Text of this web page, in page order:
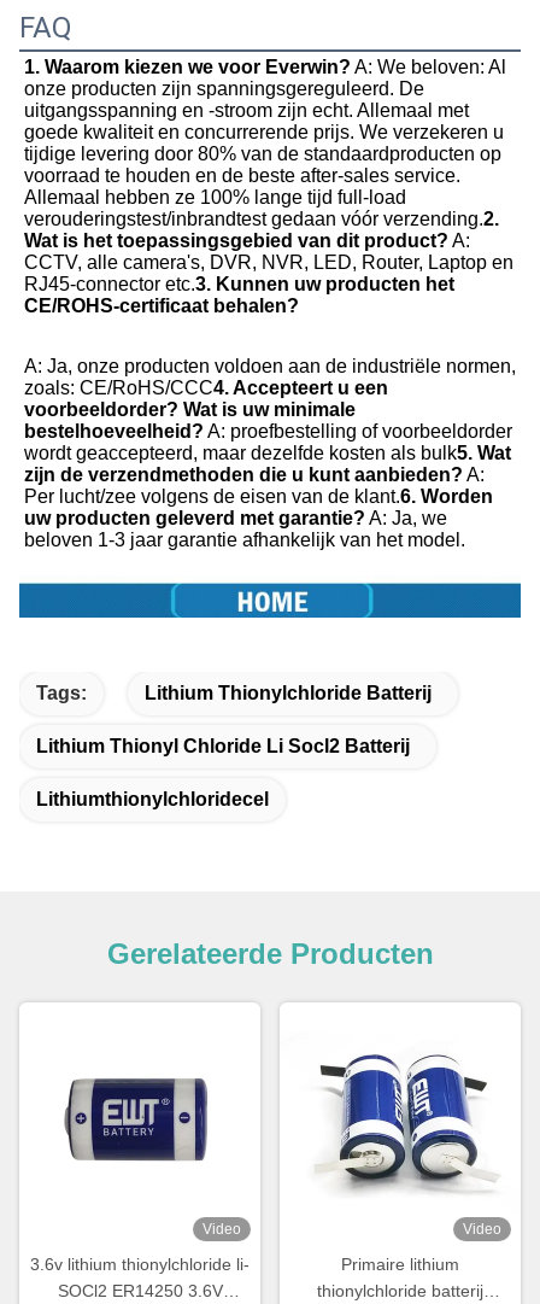
FAQ
1. Waarom kiezen we voor Everwin? A: We beloven: Al
onze producten zijn spanningsgereguleerd. De
uitgangsspanning en -stroom zijn echt. Allemaal met
goede kwaliteit en concurrerende prijs. We verzekeren u
tijdige levering door 80% van de standaardproducten op
voorraad te houden en de beste after-sales service.
Allemaal hebben ze 100% lange tijd full-load
verouderingstest/inbrandtest gedaan vóór verzending.2.
Wat is het toepassingsgebied van dit product? A:
CCTV, alle camera's, DVR, NVR, LED, Router, Laptop en
RJ45-connector etc.3. Kunnen uw producten het
CE/ROHS-certificaat behalen?
A: Ja, onze producten voldoen aan de industriële normen,
zoals: CE/RoHS/CCC4. Accepteert u een
voorbeeldorder? Wat is uw minimale
bestelhoeveelheid? A: proefbestelling of voorbeeldorder
wordt geaccepteerd, maar dezelfde kosten als bulk5. Wat
zijn de verzendmethoden die u kunt aanbieden? A:
Per lucht/zee volgens de eisen van de klant.6. Worden
uw producten geleverd met garantie? A: Ja, we
beloven 1-3 jaar garantie afhankelijk van het model.
Tags: Lithium Thionylchloride Batterij
Lithium Thionyl Chloride Li Socl2 Batterij
Lithiumthionylchloridecel
Gerelateerde Producten
Video
3.6v lithium thionylchloride li-
SOCl2 ER14250 3.6V
Video
Primaire lithium
thionylchloride batterij